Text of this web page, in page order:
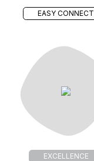
EASY CONNECT
EXCELLENCE